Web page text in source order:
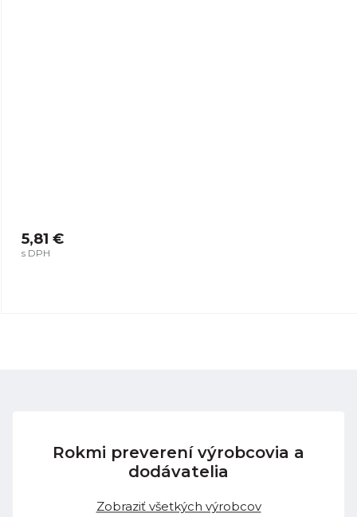
5,81 €
s DPH
Rokmi preverení výrobcovia a
dodávatelia
Zobraziť všetkých výrobcov